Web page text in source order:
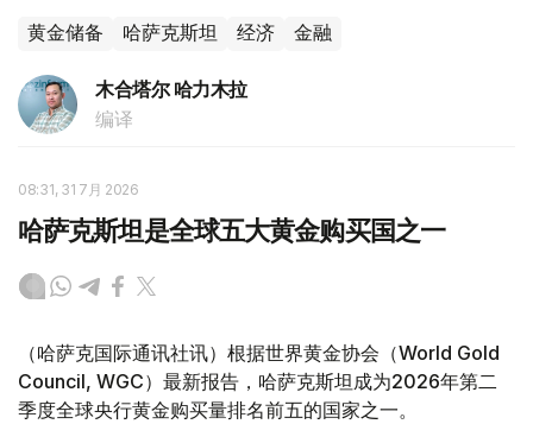
黄金储备 哈萨克斯坦 经济 金融
木合塔尔 哈力木拉
编译
08:31, 31 7月 2026
哈萨克斯坦是全球五大黄金购买国之一
（哈萨克国际通讯社讯）根据世界黄金协会（World Gold
Council, WGC）最新报告，哈萨克斯坦成为2026年第二
季度全球央行黄金购买量排名前五的国家之一。